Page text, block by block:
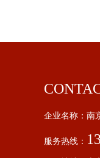
企业名称：南
服务热线：